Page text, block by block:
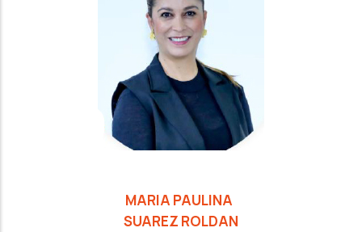
MARIA PAULINA
SUAREZ ROLDAN